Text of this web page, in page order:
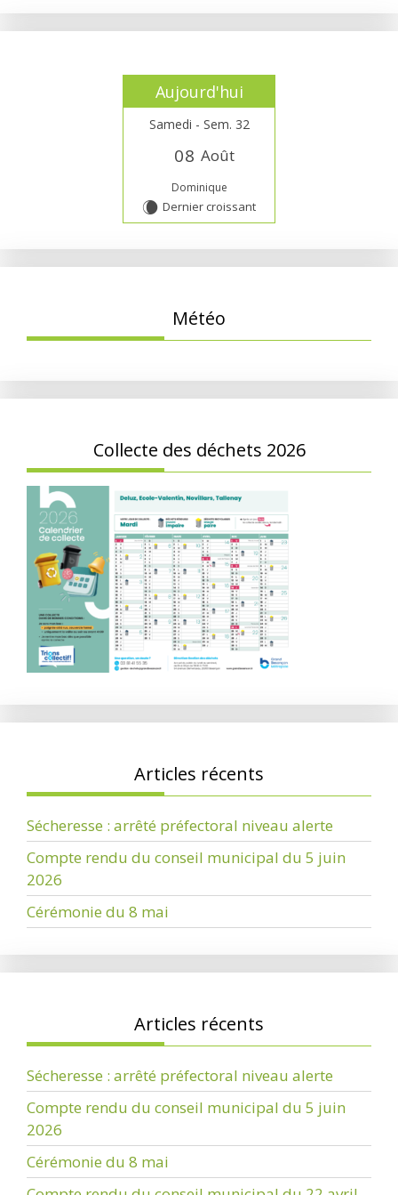
Aujourd'hui
Samedi - Sem. 32
08 Août
Dominique
W Dernier croissant
Météo
Collecte des déchets 2026
Articles récents
Sécheresse : arrêté préfectoral niveau alerte
Compte rendu du conseil municipal du 5 juin
2026
Cérémonie du 8 mai
Articles récents
Sécheresse : arrêté préfectoral niveau alerte
Compte rendu du conseil municipal du 5 juin
2026
Cérémonie du 8 mai